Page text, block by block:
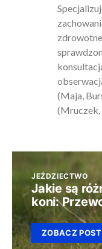
(Maja,
(Mruczek,
JEŹDZIECTWO
Jakie są
koni:
ZOBACZ POST